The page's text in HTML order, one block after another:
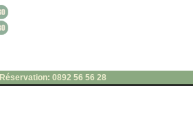
Réservation: 0892 56 56 28